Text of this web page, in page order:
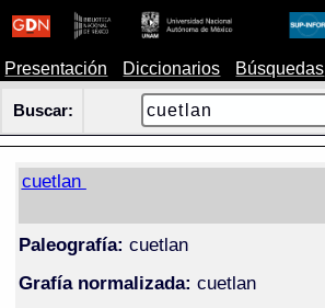
Presentación Diccionarios Búsquedas
Buscar:
cuetlan
Paleografía: cuetlan
Grafía normalizada: cuetlan